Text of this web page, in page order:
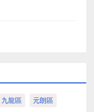
九龍區 元朗區